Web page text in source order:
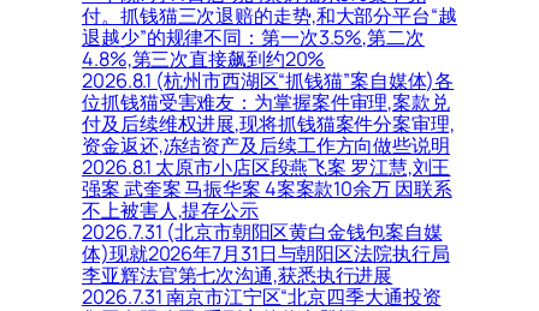
付。抓钱猫三次退赔的走势,和大部分平台“越
退越少”的规律不同：第一次3.5%,第二次
4.8%,第三次直接飙到约20%
2026.8.1 (杭州市西湖区“抓钱猫”案自媒体)各
位抓钱猫受害难友：为掌握案件审理,案款兑
付及后续维权进展,现将抓钱猫案件分案审理,
资金返还,冻结资产及后续工作方向做些说明
2026.8.1 太原市小店区段燕飞案 罗江慧,刘王
强案 武奎案 马振华案 4案案款10余万 因联系
不上被害人,提存公示
2026.7.31 (北京市朝阳区黄白金钱包案自媒
体)现就2026年7月31日与朝阳区法院执行局
李亚辉法官第七次沟通,获悉执行进展
2026.7.31 南京市江宁区“北京四季大通投资